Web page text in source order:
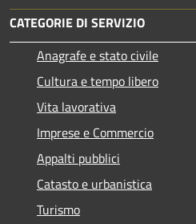
CATEGORIE DI SERVIZIO
Anagrafe e stato civile
Cultura e tempo libero
Vita lavorativa
Imprese e Commercio
Appalti pubblici
Catasto e urbanistica
Turismo